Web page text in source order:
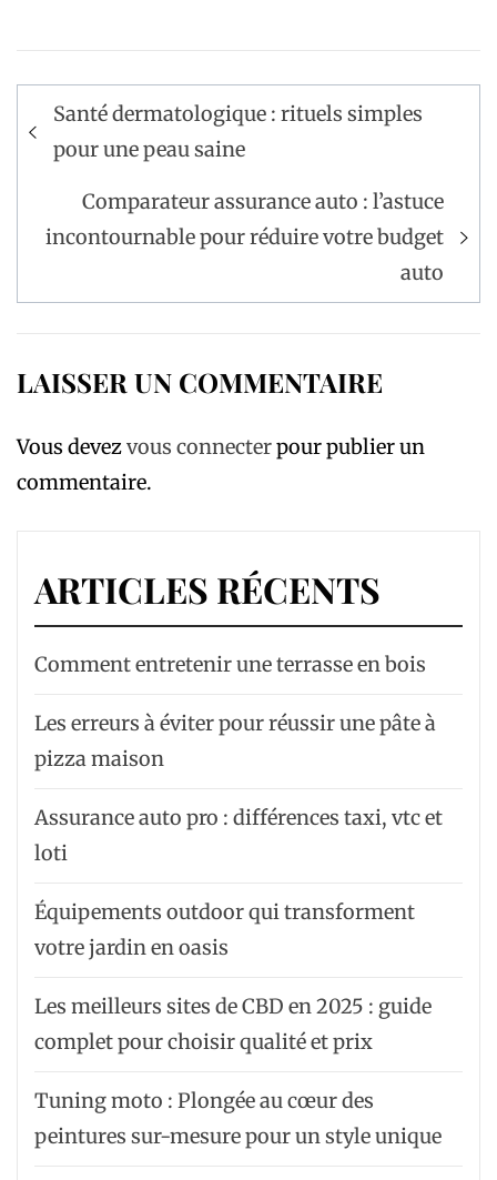
Navigation
de
l’article
Santé dermatologique : rituels simples
pour une peau saine
Comparateur assurance auto : l’astuce
incontournable pour réduire votre budget
auto
LAISSER UN COMMENTAIRE
Vous devezvous connecterpour publier un
commentaire.
ARTICLES RÉCENTS
Comment entretenir une terrasse en bois
Les erreurs à éviter pour réussir une pâte à
pizza maison
Assurance auto pro : différences taxi, vtc et
loti
Équipements outdoor qui transforment
votre jardin en oasis
Les meilleurs sites de CBD en 2025 : guide
complet pour choisir qualité et prix
Tuning moto : Plongée au cœur des
peintures sur-mesure pour un style unique